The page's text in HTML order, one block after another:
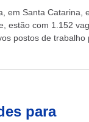
em Santa Catarina,
estão com 1.152
postos de trabalho
para